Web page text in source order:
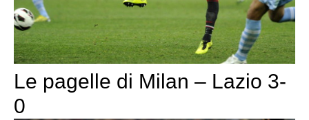
Le pagelle di Milan – Lazio 3-
0